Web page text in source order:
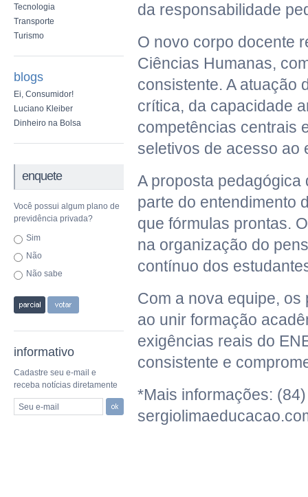
Tecnologia
Transporte
Turismo
blogs
Ei, Consumidor!
Luciano Kleiber
Dinheiro na Bolsa
enquete
Você possui algum plano de
previdência privada?
Sim
Não
Não sabe
informativo
Cadastre seu e-mail e
receba notícias diretamente
Seu e-mail
da responsabilidade
O novo corpo docente
Ciências Humanas,
consistente. A atuação
crítica, da capacidade
competências centrais
seletivos de acesso ao
A proposta pedagógica
parte do entendimento
que fórmulas prontas.
na organização do
contínuo dos
Com a nova equipe,
ao unir formação
exigências reais do
consistente e
*Mais informações: